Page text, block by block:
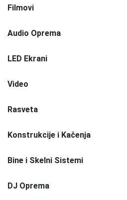
Filmovi
Audio Oprema
LED Ekrani
Video
Rasveta
Konstrukcije i Kačenja
Bine i Skelni Sistemi
DJ Oprema